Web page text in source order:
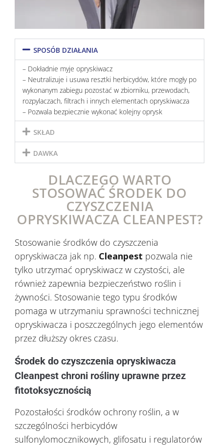
SPOSÓB DZIAŁANIA
– Dokładnie myje opryskiwacz
– Neutralizuje i usuwa resztki herbicydów, które mogły po
wykonanym zabiegu pozostać w zbiorniku, przewodach,
rozpylaczach, filtrach i innych elementach opryskiwacza
– Pozwala bezpiecznie wykonać kolejny oprysk
SKŁAD
DAWKA
DLACZEGO WARTO
STOSOWAĆ ŚRODEK DO
CZYSZCZENIA
OPRYSKIWACZA CLEANPEST?
Stosowanie środków do czyszczenia
opryskiwacza jak np. Cleanpest pozwala nie
tylko utrzymać opryskiwacz w czystości, ale
również zapewnia bezpieczeństwo roślin i
żywności. Stosowanie tego typu środków
pomaga w utrzymaniu sprawności technicznej
opryskiwacza i poszczególnych jego elementów
przez dłuższy okres czasu.
Środek do czyszczenia opryskiwacza
Cleanpest chroni rośliny uprawne przez
fitotoksycznością
Pozostałości środków ochrony roślin, a w
szczególności herbicydów
sulfonylomocznikowych, glifosatu i regulatorów